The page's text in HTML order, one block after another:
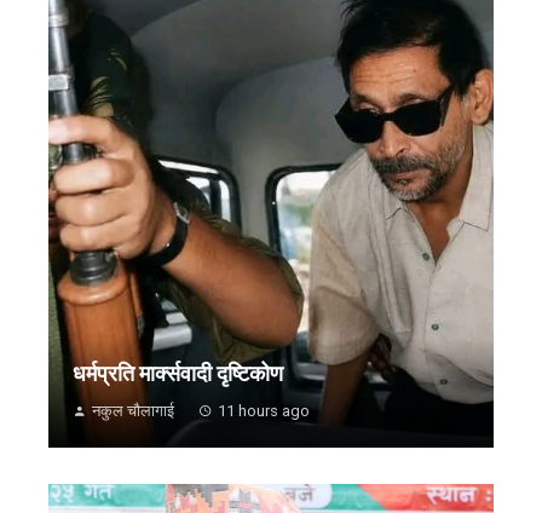
धर्मप्रति मार्क्सवादी दृष्टिकोण
नकुल चौलागाई 11 hours ago